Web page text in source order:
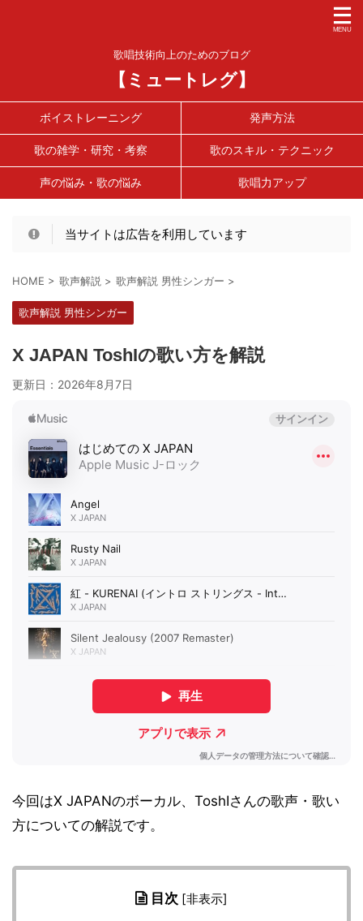
歌唱技術向上のためのブログ
【ミュートレグ】
ボイストレーニング 発声方法
歌の雑学・研究・考察 歌のスキル・テクニック
声の悩み・歌の悩み 歌唱力アップ
当サイトは広告を利用しています
HOME > 歌声解説 > 歌声解説 男性シンガー >
歌声解説 男性シンガー
X JAPAN ToshIの歌い方を解説
更新日： 2026年8月7日
今回はX JAPANのボーカル、ToshIさんの歌声・歌い
方についての解説です。
目次 [非表示]